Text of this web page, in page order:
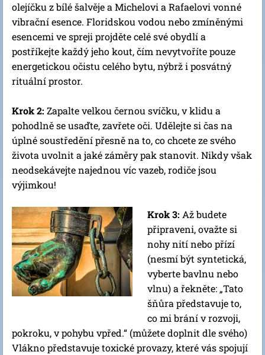
olejíčku z bílé šalvěje a Michelovi a Rafaelovi vonné
vibrační esence. Floridskou vodou nebo zmíněnými
esencemi ve spreji projděte celé své obydlí a
postříkejte každý jeho kout, čím nevytvoříte pouze
energetickou očistu celého bytu, nýbrž i posvátný
rituální prostor.
Krok 2: Zapalte velkou černou svíčku, v klidu a
pohodlně se usaďte, zavřete oči. Udělejte si čas na
úplné soustředění přesně na to, co chcete ze svého
života uvolnit a jaké záměry pak stanovit. Nikdy však
neodsekávejte najednou víc vazeb, rodiče jsou
výjimkou!
Krok 3: Až budete
připraveni, ovažte si
nohy nití nebo přízí
(nesmí být syntetická,
vyberte bavlnu nebo
vlnu) a řekněte: „Tato
šňůra představuje to,
co mi brání v rozvoji,
pokroku, v pohybu vpřed.“ (můžete doplnit dle svého)
Vlákno představuje toxické provazy, které vás spojují